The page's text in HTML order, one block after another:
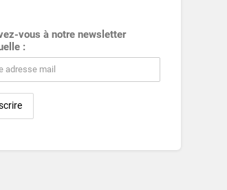
vous à notre newsletter
: